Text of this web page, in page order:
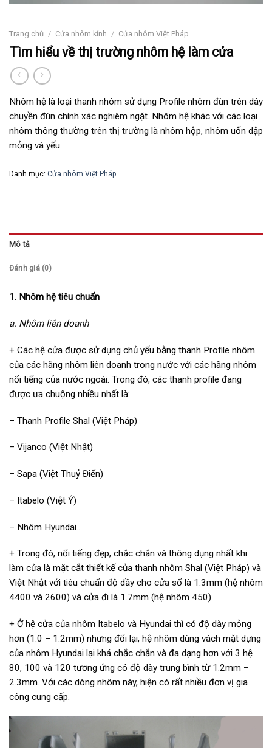
Trang chủ / Cửa nhôm kính / Cửa nhôm Việt Pháp
Tìm hiểu về thị trường nhôm hệ làm cửa
Nhôm hệ là loại thanh nhôm sử dụng Profile nhôm đùn trên dây
chuyền đùn chính xác nghiêm ngặt. Nhôm hệ khác với các loại
nhôm thông thường trên thị trường là nhôm hộp, nhôm uốn dập
mỏng và yếu.
Danh mục: Cửa nhôm Việt Pháp
Mô tả
Đánh giá (0)
1. Nhôm hệ tiêu chuẩn
a. Nhôm liên doanh
+ Các hệ cửa được sử dụng chủ yếu bằng thanh Profile nhôm
của các hãng nhôm liên doanh trong nước với các hãng nhôm
nổi tiếng của nước ngoài. Trong đó, các thanh profile đang
được ưa chuộng nhiều nhất là:
– Thanh Profile Shal (Việt Pháp)
– Vijanco (Việt Nhật)
– Sapa (Việt Thuỷ Điển)
– Itabelo (Việt Ý)
– Nhôm Hyundai…
+ Trong đó, nổi tiếng đẹp, chắc chắn và thông dụng nhất khi
làm cửa là mặt cắt thiết kế của thanh nhôm Shal (Việt Pháp) và
Việt Nhật với tiêu chuẩn độ dầy cho cửa sổ là 1.3mm (hệ nhôm
4400 và 2600) và cửa đi là 1.7mm (hệ nhôm 450).
+ Ở hệ cửa của nhôm Itabelo và Hyundai thì có độ dày mỏng
hơn (1.0 – 1.2mm) nhưng đổi lại, hệ nhôm dùng vách mặt dựng
của nhôm Hyundai lại khá chắc chắn và đa dạng hơn với 3 hệ
80, 100 và 120 tương ứng có độ dày trung bình từ 1.2mm –
2.3mm. Với các dòng nhôm này, hiện có rất nhiều đơn vị gia
công cung cấp.